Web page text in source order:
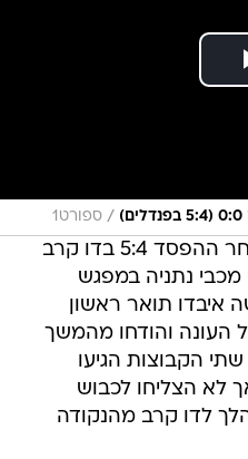
/ ספורט1
אכזבה במכבי תל אביב לאחר ההפסד 5:4 בדו קרב
מכבי נתניה במפגש
איבדו תואר ראשון
והודחו מהמשך
הקבוצות הגיעו
לא הצליחו לכבוש
הלך לדו קרב מהנקודה